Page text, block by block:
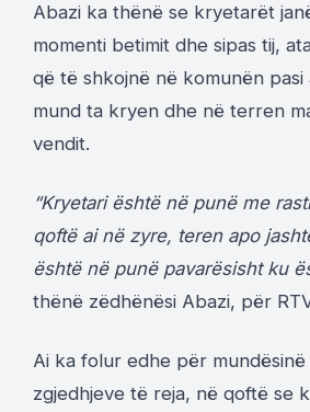
Abazi ka thënë se kryetarët
momenti betimit dhe sipas tij,
që të shkojnë në komunën
mund ta kryen dhe në terren
vendit.
“Kryetari është në punë me
qoftë ai në zyre, teren apo
është në punë pavarësisht ku
thënë zëdhënësi Abazi, për
Ai ka folur edhe për
zgjedhjeve të reja, në qoftë se